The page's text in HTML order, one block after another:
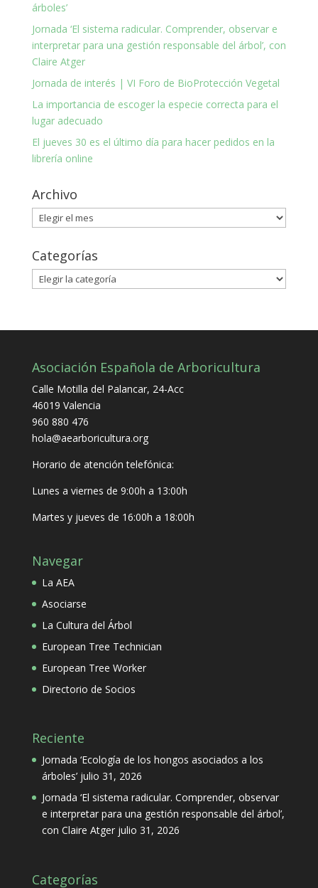
árboles’
Jornada ‘El sistema radicular. Comprender, observar e
interpretar para una gestión responsable del árbol’, con
Claire Atger
Jornada de interés | VI Foro de BioProtección Vegetal
La importancia de escoger la especie correcta para el
lugar adecuado
El jueves 30 es el último día para hacer pedidos en la
librería online
Archivo
Archivo
Categorías
Categorías
Asociación Española de Arboricultura
Calle Motilla del Palancar, 24-Acc
46019 Valencia
960 880 476
hola@aearboricultura.org
Horario de atención telefónica:
Lunes a viernes de 9:00h a 13:00h
Martes y jueves de 16:00h a 18:00h
Navegar
La AEA
Asociarse
La Cultura del Árbol
European Tree Technician
European Tree Worker
Directorio de Socios
Reciente
Jornada ‘Ecología de los hongos asociados a los
árboles’ julio 31, 2026
Jornada ‘El sistema radicular. Comprender, observar
e interpretar para una gestión responsable del árbol’,
con Claire Atger julio 31, 2026
Categorías